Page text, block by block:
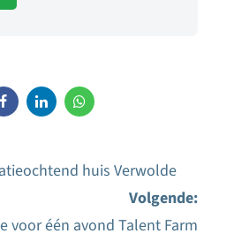
huis Verwolde
Volgende:
voor één avond Talent Farm